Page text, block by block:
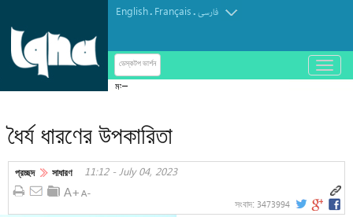
English. Français.فارسی
ডেস্কটপ ভার্শন
باز
و
মসজিদে কুবায় কুরআন হিফজের গ্রীষ্মকালীন কোর্স অনুষ্ঠিত
ধৈর্য ধারণের উপকারিতা
প্রচ্ছদ সাধারণ 11:12 - July 04, 2023
সংবাদ: 3473994